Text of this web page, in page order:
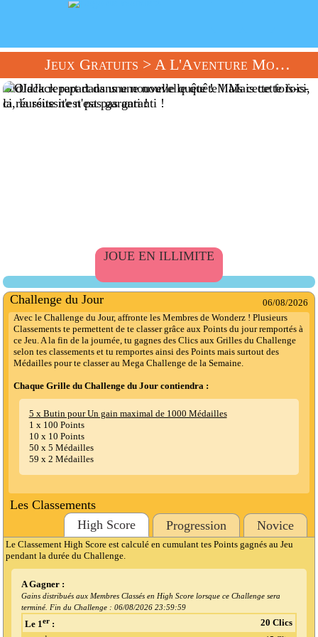
Jeux Gratuits > A L'Aventure Moussaillon
OldJack repart dans une nouvelle quête ! Mais cette fois-ci,
la réussite n'est pas garanti !
JOUE EN ILLIMITE
Challenge du Jour
06/08/2026
Avec le Challenge du Jour, affronte les Membres de Wonderz ! Plusieurs
Classements te permettent de te classer grâce aux Points du jour remportés à
ce Jeu. A la fin de la journée, tu gagnes des Clics aux Grilles du Challenge
selon tes classements et tu remportes ainsi des Points mais surtout des
Médailles pour te classer au Mega Challenge de la Semaine.
Chaque Grille du Challenge du Jour contiendra :
5 x Butin pour Un gain maximal de 1000 Médailles
1 x 100 Points
10 x 10 Points
50 x 5 Médailles
59 x 2 Médailles
Les Classements
High Score
Progression Novice
Le Classement High Score est calculé en cumulant tes Points gagnés au Jeu
pendant la durée du Challenge.
A Gagner :
Gains distribués aux Membres Classés en High Score lorsque ce Challenge sera
terminé. Fin du Challenge : 06/08/2026 23:59:59
Le 1er : 20 Clics